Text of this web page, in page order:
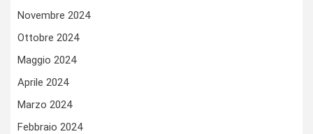
Novembre 2024
Ottobre 2024
Maggio 2024
Aprile 2024
Marzo 2024
Febbraio 2024